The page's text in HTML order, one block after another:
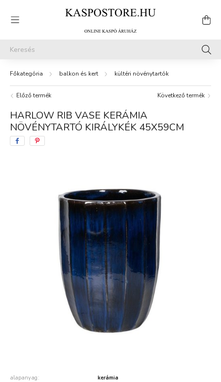
balkon és kert kültéri növénytartók
Előző termék Következő termék
HARLOW RIB VASE KERÁMIA
NÖVÉNYTARTÓ KIRÁLYKÉK 45X59CM
alapanyag kerámia